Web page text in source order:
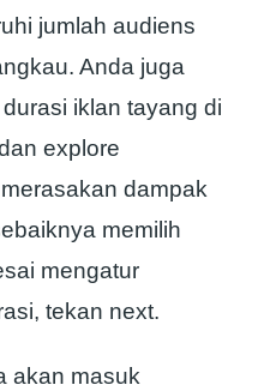
jumlah audiens
Anda juga
iklan tayang di
explore
dampak
memilih
mengatur
tekan next.
akan masuk